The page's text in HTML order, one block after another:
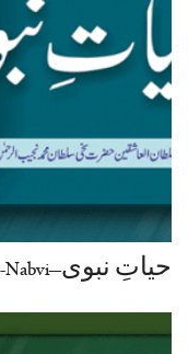
حیاتِ نبوی–Hayat-e-Nabvi